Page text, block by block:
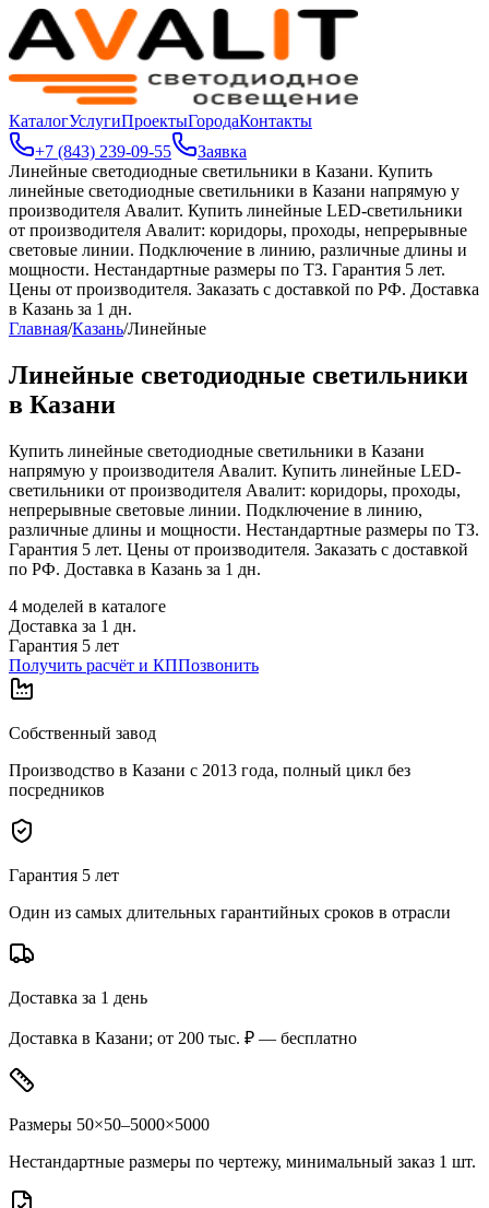
КаталогУслугиПроектыГородаКонтакты
+7 (843) 239-09-55
Заявка
Линейные светодиодные светильники в Казани. Купить
линейные светодиодные светильники в Казани напрямую у
производителя Авалит. Купить линейные LED-светильники
от производителя Авалит: коридоры, проходы, непрерывные
световые линии. Подключение в линию, различные длины и
мощности. Нестандартные размеры по ТЗ. Гарантия 5 лет.
Цены от производителя. Заказать с доставкой по РФ. Доставка
в Казань за 1 дн.
Главная/Казань/Линейные
Линейные светодиодные светильники
в Казани
Купить линейные светодиодные светильники в Казани
напрямую у производителя Авалит. Купить линейные LED-
светильники от производителя Авалит: коридоры, проходы,
непрерывные световые линии. Подключение в линию,
различные длины и мощности. Нестандартные размеры по ТЗ.
Гарантия 5 лет. Цены от производителя. Заказать с доставкой
по РФ. Доставка в Казань за 1 дн.
4 моделей в каталоге
Доставка за 1 дн.
Гарантия 5 лет
Получить расчёт и КППозвонить
Собственный завод
Производство в Казани с 2013 года, полный цикл без
посредников
Гарантия 5 лет
Один из самых длительных гарантийных сроков в отрасли
Доставка за 1 день
Доставка в Казани; от 200 тыс. ₽ — бесплатно
Размеры 50×50–5000×5000
Нестандартные размеры по чертежу, минимальный заказ 1 шт.